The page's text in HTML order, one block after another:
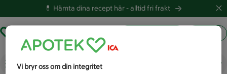
💊 Hämta dina recept här -alltid fri frakt
Vad letar du efter idag?
Vi bryr oss om din integritet